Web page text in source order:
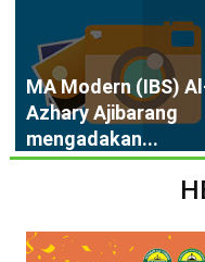
MA Modern (IBS)
Azhary Ajibarang
mengadakan...